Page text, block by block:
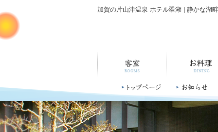
加賀の片山津温泉 ホテル翠湖 | 静かな湖
お料理
トップページ